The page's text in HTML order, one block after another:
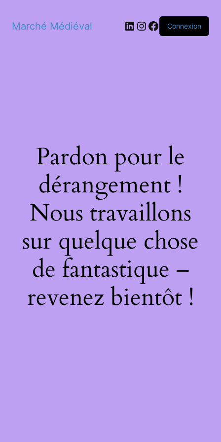
Marché Médiéval LinkedIn
Instagram
Facebook
Connexion
Pardon pour le
dérangement !
Nous travaillons
sur quelque chose
de fantastique –
revenez bientôt !